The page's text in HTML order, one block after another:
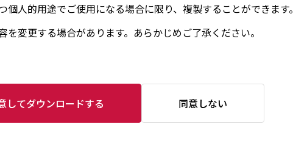
人的用途でご使用になる場合に限り、複製することができます。
変更する場合があります。あらかじめご了承ください。
してダウンロードする 同意しない